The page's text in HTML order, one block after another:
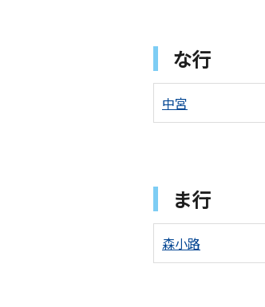
な行
中宮
ま行
森小路